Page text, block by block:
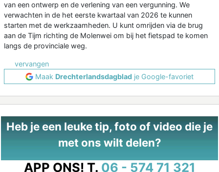
van een ontwerp en de verlening van een vergunning. We
verwachten in de het eerste kwartaal van 2026 te kunnen
starten met de werkzaamheden. U kunt omrijden via de brug
aan de Tijm richting de Molenwei om bij het fietspad te komen
langs de provinciale weg.
vervangen
Maak Drechterlandsdagblad je Google-favoriet
Heb je een leuke tip, foto of video die je
met ons wilt delen?
APP ONS! T. 06 - 574 71 321